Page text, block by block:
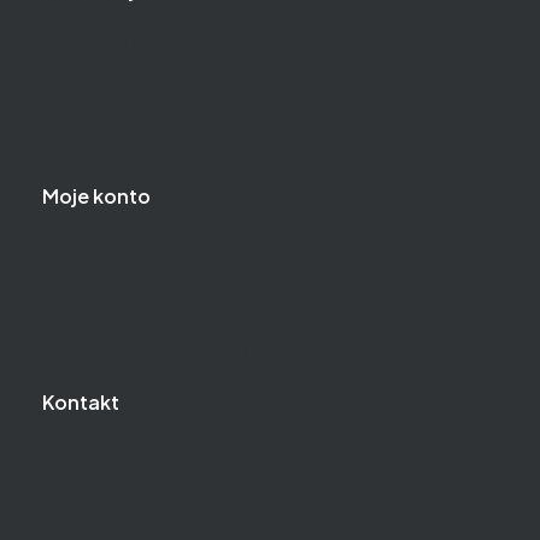
Moje konto
Kontakt